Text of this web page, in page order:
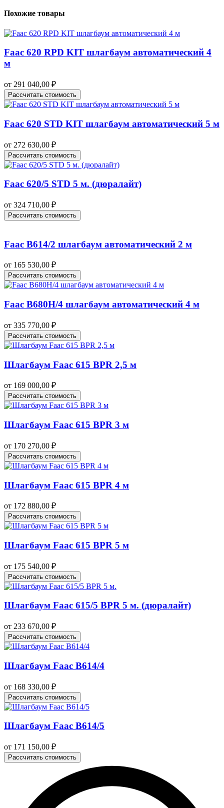
Похожие товары
Faac 620 RPD KIT шлагбаум автоматический 4
м
от 291 040,00 ₽
Рассчитать стоимость
Faac 620 STD KIT шлагбаум автоматический 5 м
от 272 630,00 ₽
Рассчитать стоимость
Faac 620/5 STD 5 м. (дюралайт)
от 324 710,00 ₽
Рассчитать стоимость
Faac B614/2 шлагбаум автоматический 2 м
от 165 530,00 ₽
Рассчитать стоимость
Faac B680H/4 шлагбаум автоматический 4 м
от 335 770,00 ₽
Рассчитать стоимость
Шлагбаум Faac 615 BPR 2,5 м
от 169 000,00 ₽
Рассчитать стоимость
Шлагбаум Faac 615 BPR 3 м
от 170 270,00 ₽
Рассчитать стоимость
Шлагбаум Faac 615 BPR 4 м
от 172 880,00 ₽
Рассчитать стоимость
Шлагбаум Faac 615 BPR 5 м
от 175 540,00 ₽
Рассчитать стоимость
Шлагбаум Faac 615/5 BPR 5 м. (дюралайт)
от 233 670,00 ₽
Рассчитать стоимость
Шлагбаум Faac B614/4
от 168 330,00 ₽
Рассчитать стоимость
Шлагбаум Faac B614/5
от 171 150,00 ₽
Рассчитать стоимость